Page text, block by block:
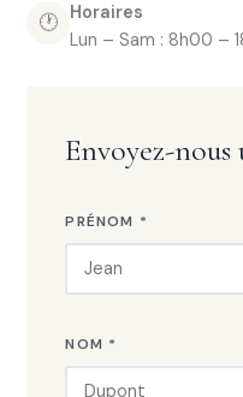
🕐
Horaires
Lun – Sam : 8h00 –
Envoyez-nous
PRÉNOM *
NOM *